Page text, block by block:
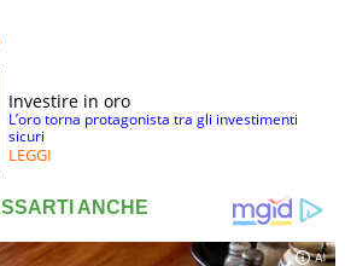
Investire in oro
L’oro torna protagonista tra gli investimenti
sicuri
LEGGI